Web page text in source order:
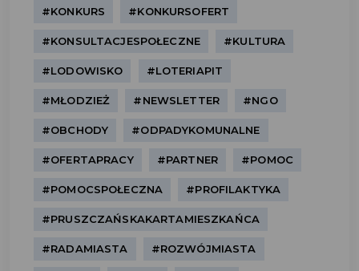
#KONKURS #KONKURSOFERT
#KONSULTACJESPOŁECZNE #KULTURA
#LODOWISKO #LOTERIAPIT
#MŁODZIEŻ #NEWSLETTER #NGO
#OBCHODY #ODPADYKOMUNALNE
#OFERTAPRACY #PARTNER #POMOC
#POMOCSPOŁECZNA #PROFILAKTYKA
#PRUSZCZAŃSKAKARTAMIESZKAŃCA
#RADAMIASTA #ROZWÓJMIASTA